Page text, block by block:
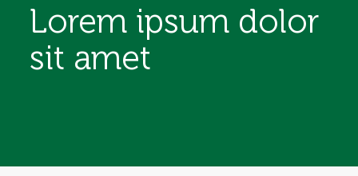
Lorem ipsum dolor
sit amet